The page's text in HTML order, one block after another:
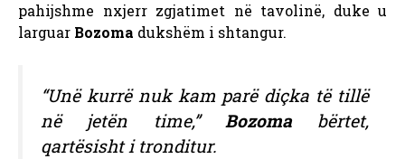
pahijshme nxjerr zgjatimet në tavolinë, duke u
larguar Bozoma dukshëm i shtangur.
“Unë kurrë nuk kam parë diçka të tillë
në jetën time,” Bozomabërtet,
qartësisht i tronditur.